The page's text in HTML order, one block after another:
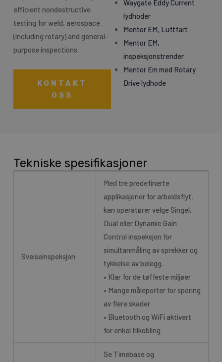
efficient nondestructive
testing for weld, aerospace
(including rotary) and general-
purpose inspections.
KONTAKT
OSS
Waygate Eddy Current
lydhoder
Mentor EM, Luftfart
Mentor EM,
inspeksjonstrender
Mentor Em med Rotary
Drive lydhode
Tekniske spesifikasjoner
Sveiseinspeksjon
Med tre predefinerte
applikasjoner for arbeidsflyt,
kan operatører velge Singel,
Dual eller Dynamic Gain
Control inspeksjon for
simultanmåling av sprekker og
tykkelse av belegg.
• Klar for de tøffeste miljøer
• Mange måleporter for sporing
av flere skader
• Bluetooth og WiFi aktivert
for enkel tilkobling
Se Timebase og